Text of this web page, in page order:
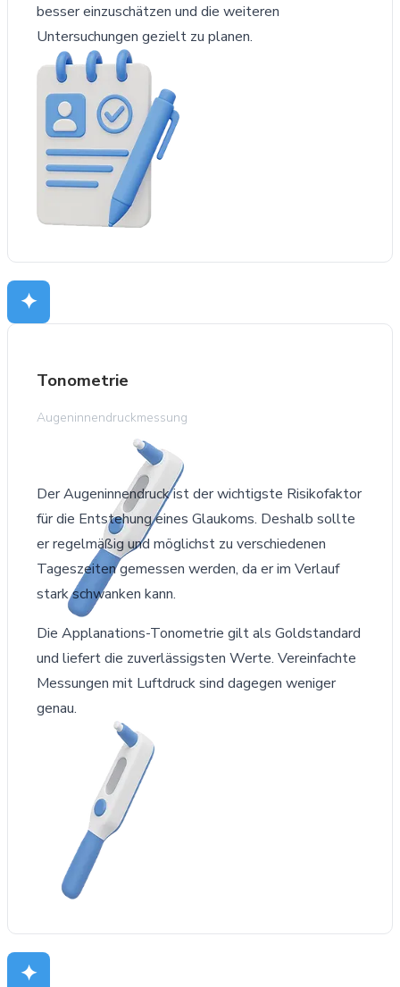
besser einzuschätzen und die weiteren
Untersuchungen gezielt zu planen.
✦
Tonometrie
Augeninnendruckmessung
Der Augeninnendruck ist der wichtigste Risikofaktor
für die Entstehung eines Glaukoms. Deshalb sollte
er regelmäßig und möglichst zu verschiedenen
Tageszeiten gemessen werden, da er im Verlauf
stark schwanken kann.
Die Applanations-Tonometrie gilt als Goldstandard
und liefert die zuverlässigsten Werte. Vereinfachte
Messungen mit Luftdruck sind dagegen weniger
genau.
✦